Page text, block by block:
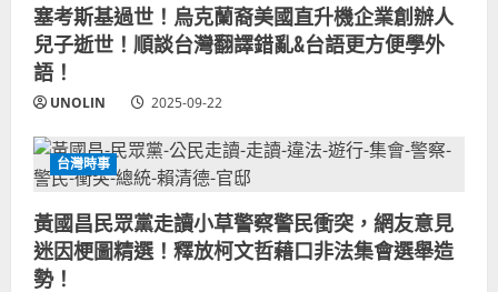
塞考斯基過世！烏克蘭裔美國直升機企業創辦人
兒子逝世！順談台灣翻譯錯亂&台語更方便學外
語！
UNOLIN 2025-09-22
台灣時事
黃國昌民眾黨走讀小草警察警民衝突，網友意見
迷因梗圖精選！釋放柯文哲藉口非法集會選舉造
勢！